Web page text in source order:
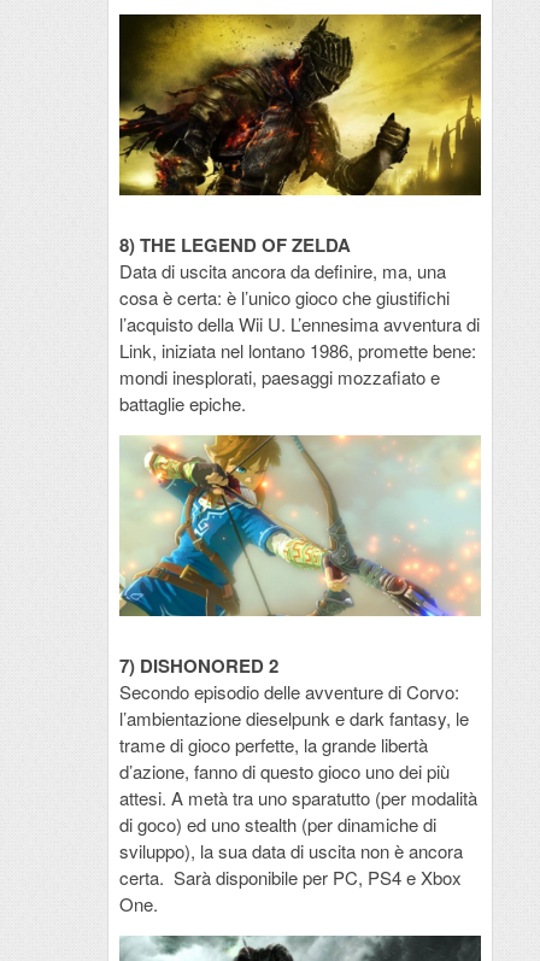
8) THE LEGEND OF ZELDA
Data di uscita ancora da definire, ma, una
cosa è certa: è l’unico gioco che giustifichi
l’acquisto della Wii U. L’ennesima avventura di
Link, iniziata nel lontano 1986, promette bene:
mondi inesplorati, paesaggi mozzafiato e
battaglie epiche.
7) DISHONORED 2
Secondo episodio delle avventure di Corvo:
l’ambientazione dieselpunk e dark fantasy, le
trame di gioco perfette, la grande libertà
d’azione, fanno di questo gioco uno dei più
attesi. A metà tra uno sparatutto (per modalità
di goco) ed uno stealth (per dinamiche di
sviluppo), la sua data di uscita non è ancora
certa. Sarà disponibile per PC, PS4 e Xbox
One.